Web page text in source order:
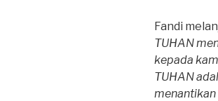
Fandi
TUHAN
kepada
TUHAN
menantikan